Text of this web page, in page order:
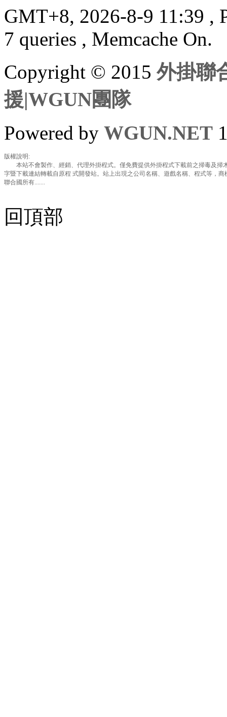
GMT+8, 2026-8-9 11:39 ,
7 queries , Memcache On.
Copyright © 2015外掛聯
援|WGUN團隊
Powered by WGUN.NET
版權說明:
本站不會製作、經銷、代理外掛程式。僅免費提供外掛程式下載前之掃毒及掃
字暨下載連結轉載自原程 式開發站。站上出現之公司名稱、遊戲名稱、程式等，
聯合國所有.......
回頂部